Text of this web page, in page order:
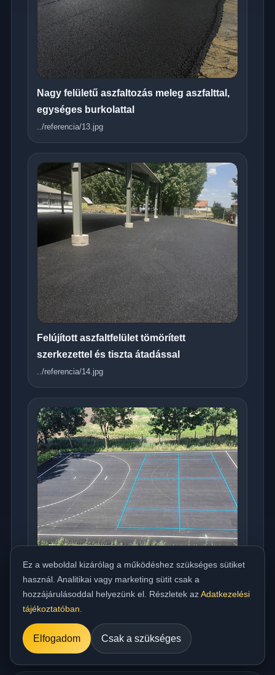
Nagy felületű aszfaltozás meleg aszfalttal,
egységes burkolattal
../referencia/13.jpg
Felújított aszfaltfelület tömörített
szerkezettel és tiszta átadással
../referencia/14.jpg
Országos meleg aszfaltozás udvarra,
beállóra, parkolóra és utakhoz
Ez a weboldal kizárólag a működéshez szükséges sütiket
használ. Analitikai vagy marketing sütit csak a
hozzájárulásoddal helyezünk el. Részletek azAdatkezelési
tájékoztatóban
Elfogadom Csak a szükséges